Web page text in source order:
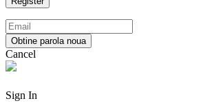
Cancel
Sign In